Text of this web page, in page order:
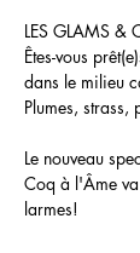
LES GLAMS &
Êtes-vous
dans le milieu
Plumes, strass,
Le nouveau
Coq à l'Âme
larmes!